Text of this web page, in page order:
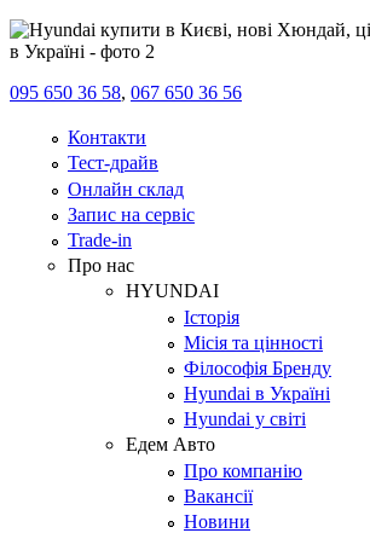
095 650 36 58, 067 650 36 56
Контакти
Тест-драйв
Онлайн склад
Запис на сервіс
Trade-in
Про нас
HYUNDAI
Історія
Місія та цінності
Філософія Бренду
Hyundai в Україні
Hyundai у світі
Едем Авто
Про компанію
Вакансії
Новини